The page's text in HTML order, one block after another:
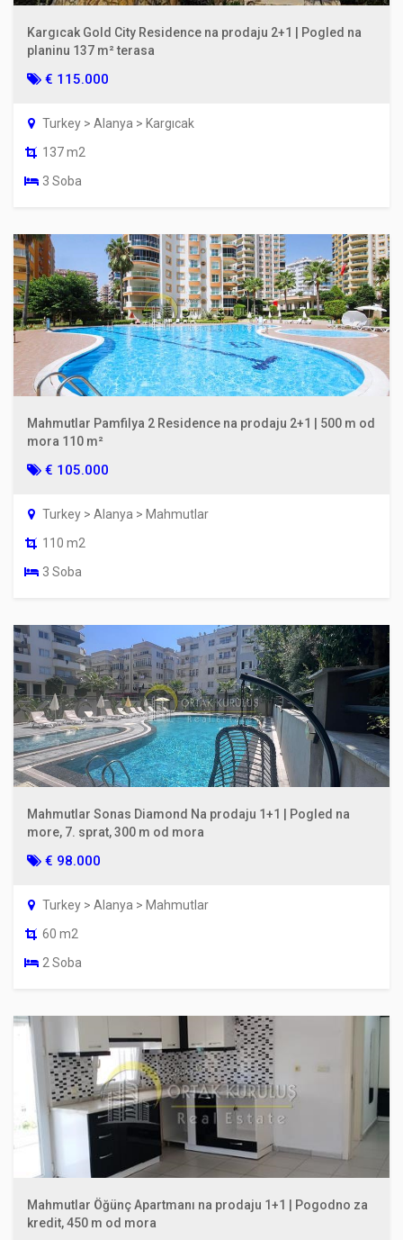
Kargıcak Gold City Residence na prodaju 2+1 | Pogled na
planinu 137 m² terasa
€ 115.000
Turkey > Alanya > Kargıcak
137 m2
3 Soba
Mahmutlar Pamfilya 2 Residence na prodaju 2+1 | 500 m od
mora 110 m²
€ 105.000
Turkey > Alanya > Mahmutlar
110 m2
3 Soba
Mahmutlar Sonas Diamond Na prodaju 1+1 | Pogled na
more, 7. sprat, 300 m od mora
€ 98.000
Turkey > Alanya > Mahmutlar
60 m2
2 Soba
Mahmutlar Öğünç Apartmanı na prodaju 1+1 | Pogodno za
kredit, 450 m od mora